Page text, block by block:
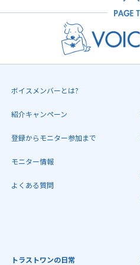
ボイスメンバーとは?
紹介キャンペーン
登録からモニター参加まで
モニター情報
よくある質問
トラストワンの日常